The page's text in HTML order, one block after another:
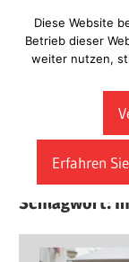
Inhalt
springen
Schlagwort:
Diese Website
Betrieb dieser
weiter nutzen,
Erfahren